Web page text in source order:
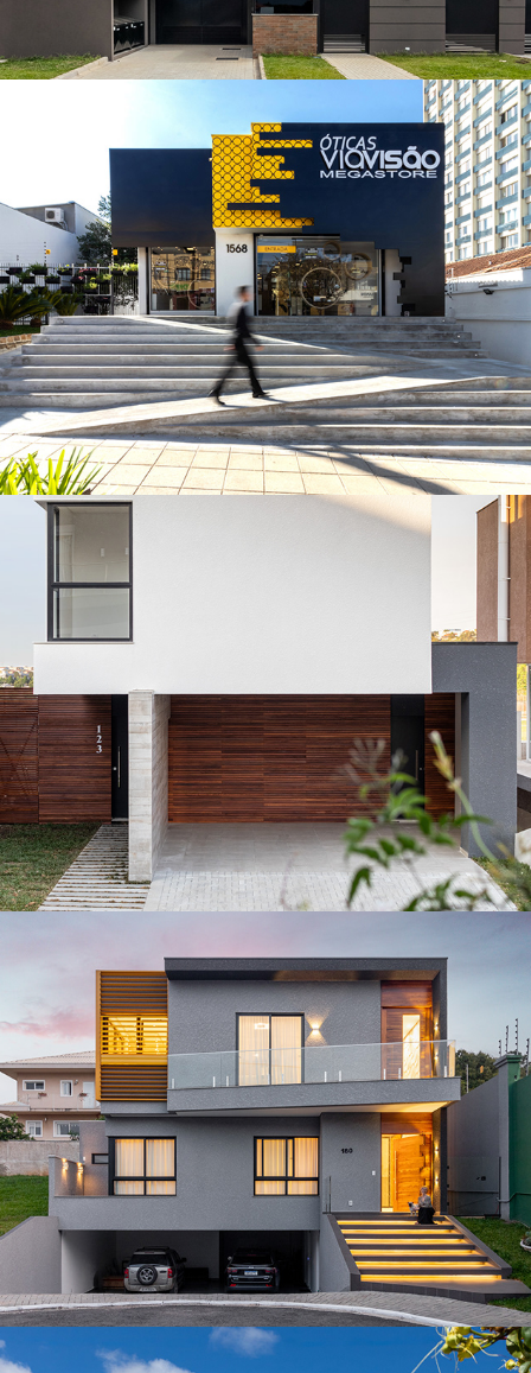
Condomínio Vila das Araucárias
ViaVisão Megastore
Casa PNN
Casa Green Village